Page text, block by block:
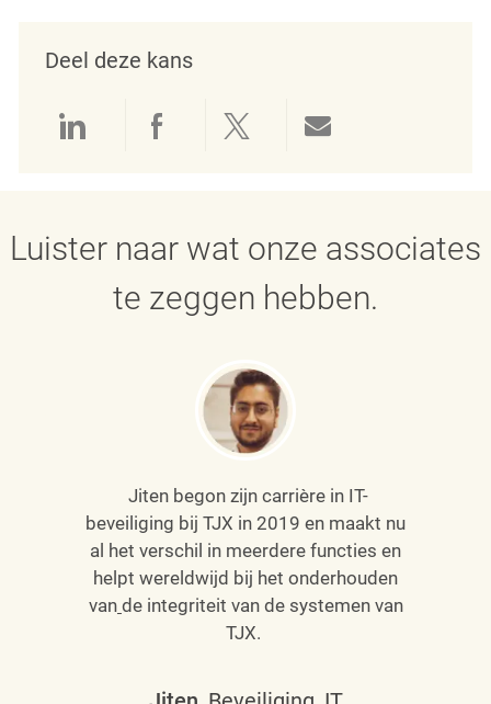
Deel deze kans
Delen via LinkedIn
Delen via Facebook
Delen via twitter
Luister naar wat onze associates
te zeggen hebben.
Jiten begon zijn carrière in IT-
beveiliging bij TJX in 2019 en maakt nu
al het verschil in meerdere functies en
helpt wereldwijd bij het onderhouden
van de integriteit van de systemen van
TJX.